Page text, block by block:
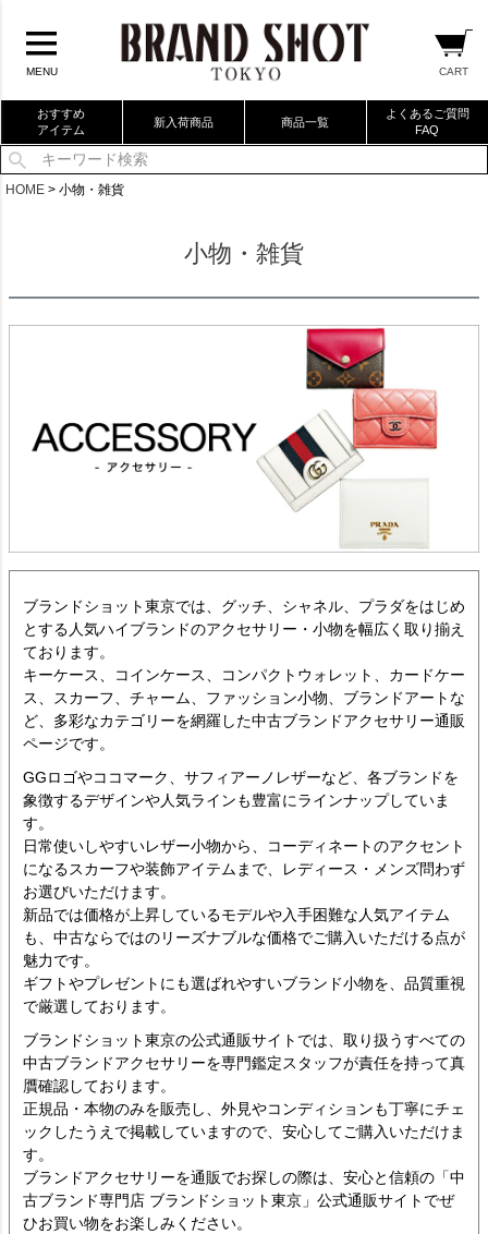
MENU CART
おすすめ
アイテム
新入荷商品 商品一覧
よくあるご質問
FAQ
当店厳選ブランドバック
ブランドリングコレクション
HOME 小物・雑貨
小物・雑貨
ブランドショット東京では、グッチ、シャネル、プラダをはじめ
とする人気ハイブランドのアクセサリー・小物を幅広く取り揃え
ております。
キーケース、コインケース、コンパクトウォレット、カードケー
ス、スカーフ、チャーム、ファッション小物、ブランドアートな
ど、多彩なカテゴリーを網羅した中古ブランドアクセサリー通販
ページです。
GGロゴやココマーク、サフィアーノレザーなど、各ブランドを
象徴するデザインや人気ラインも豊富にラインナップしていま
す。
日常使いしやすいレザー小物から、コーディネートのアクセント
になるスカーフや装飾アイテムまで、レディース・メンズ問わず
お選びいただけます。
新品では価格が上昇しているモデルや入手困難な人気アイテム
も、中古ならではのリーズナブルな価格でご購入いただける点が
魅力です。
ギフトやプレゼントにも選ばれやすいブランド小物を、品質重視
で厳選しております。
ブランドショット東京の公式通販サイトでは、取り扱うすべての
中古ブランドアクセサリーを専門鑑定スタッフが責任を持って真
贋確認しております。
正規品・本物のみを販売し、外見やコンディションも丁寧にチェ
ックしたうえで掲載していますので、安心してご購入いただけま
す。
ブランドアクセサリーを通販でお探しの際は、安心と信頼の「中
古ブランド専門店 ブランドショット東京」公式通販サイトでぜ
ひお買い物をお楽しみください。